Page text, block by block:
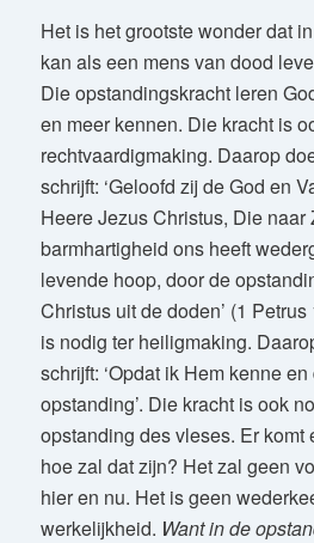
Het is het grootste wonder dat
kan als een mens van dood
Die opstandingskracht leren
en meer kennen. Die kracht is
rechtvaardigmaking. Daarop
schrijft: ‘Geloofd zij de God en
Heere Jezus Christus, Die naar
barmhartigheid ons heeft
levende hoop, door de
Christus uit de doden’ (1
is nodig ter heiligmaking.
schrijft: ‘Opdat ik Hem kenne
opstanding’. Die kracht is ook
opstanding des vleses. Er komt
hoe zal dat zijn? Het zal geen
hier en nu. Het is geen
werkelijkheid. Want in de